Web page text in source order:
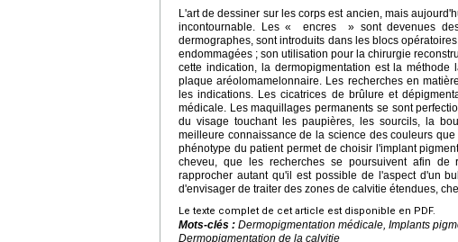
L'art de dessiner sur les corps est ancien, mais
incontournable. Les « encres » sont devenues
dermographes, sont introduits dans les blocs
endommagées ; son utilisation pour la chirurgie
cette indication, la dermopigmentation est la
plaque aréolomamelonnaire. Les recherches en
les indications. Les cicatrices de brûlure et
médicale. Les maquillages permanents se sont
du visage touchant les paupières, les sourcils, la
meilleure connaissance de la science des couleurs
phénotype du patient permet de choisir l'implant
cheveu, que les recherches se poursuivent afin de
rapprocher autant qu'il est possible de l'aspect d'un
d'envisager de traiter des zones de calvitie étendues,
Le texte complet de cet article est disponible en PDF.
Mots-clés : Dermopigmentation médicale, Implants
Dermopigmentation de la calvitie